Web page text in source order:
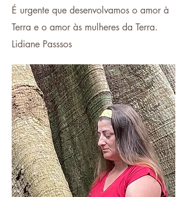
É urgente que desenvolvamos o amor à
Terra e o amor às mulheres da Terra.
Lidiane Passsos